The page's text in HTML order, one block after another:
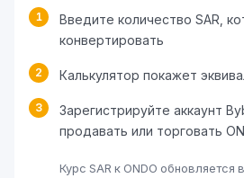
1
Введите количество SAR,
конвертировать
2 Калькулятор покажет
3
Зарегистрируйте аккаунт
продавать или торговать
Курс SAR к ONDO